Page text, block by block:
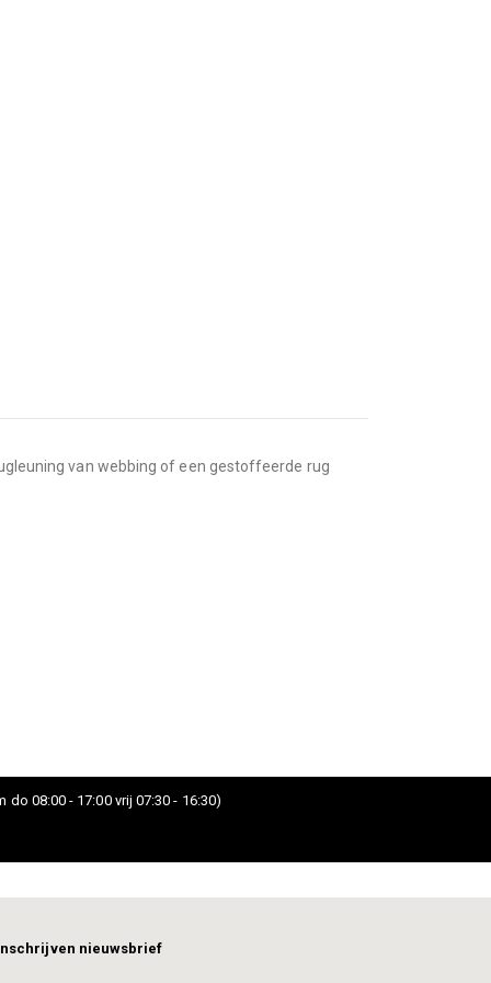
van webbing of een gestoffeerde rug
do 08:00 - 17:00 vrij 07:30 - 16:30)
nieuwsbrief